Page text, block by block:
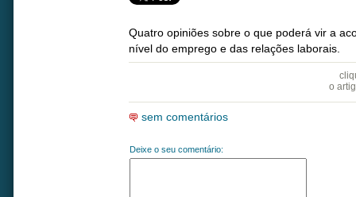
Quatro opiniões sobre o que poderá vir a
nível do emprego e das relações laborais.
o
sem comentários
Deixe o seu comentário: